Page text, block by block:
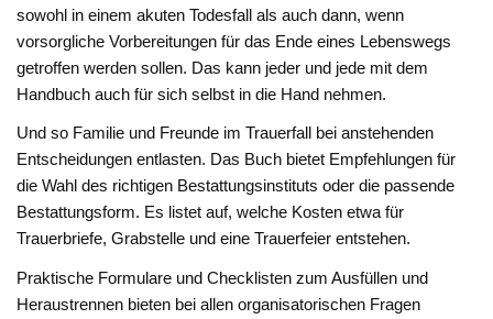
sowohl in einem akuten Todesfall als auch dann, wenn
vorsorgliche Vorbereitungen für das Ende eines Lebenswegs
getroffen werden sollen. Das kann jeder und jede mit dem
Handbuch auch für sich selbst in die Hand nehmen.
Und so Familie und Freunde im Trauerfall bei anstehenden
Entscheidungen entlasten. Das Buch bietet Empfehlungen für
die Wahl des richtigen Bestattungsinstituts oder die passende
Bestattungsform. Es listet auf, welche Kosten etwa für
Trauerbriefe, Grabstelle und eine Trauerfeier entstehen.
Praktische Formulare und Checklisten zum Ausfüllen und
Heraustrennen bieten bei allen organisatorischen Fragen